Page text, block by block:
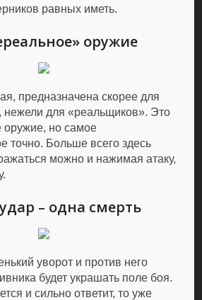
равных иметь.
оружие
предназначена скорее для
нежели для «реальщиков». Это
оружие, но самое
точно. Больше всего здесь
можно и нажимая атаку,
– одна смерть
уворот и против него
будет украшать поле боя.
и сильно ответит, то уже